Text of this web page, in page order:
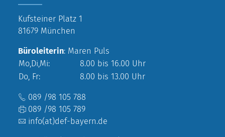
Kufsteiner Platz 1
81679 München
Büroleiterin: Maren Puls
Mo,Di,Mi:
8.00 bis 16.00 Uhr
Do, Fr:
8.00 bis 13.00 Uhr
089 /98 105 788
089 /98 105 789
info(at)def-bayern.de